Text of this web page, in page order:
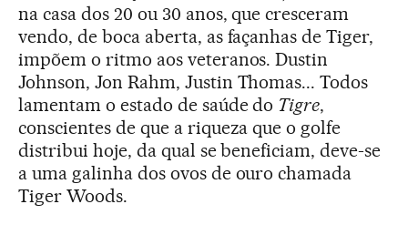
na casa dos 20 ou 30 anos, que cresceram
vendo, de boca aberta, as façanhas de Tiger,
impõem o ritmo aos veteranos. Dustin
Johnson, Jon Rahm, Justin Thomas... Todos
lamentam o estado de saúde do Tigre,
conscientes de que a riqueza que o golfe
distribui hoje, da qual se beneficiam, deve-se
a uma galinha dos ovos de ouro chamada
Tiger Woods.